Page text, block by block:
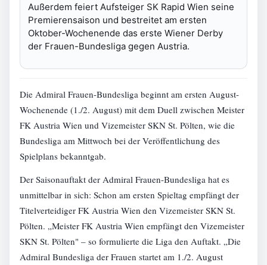
Außerdem feiert Aufsteiger SK Rapid Wien seine
Premierensaison und bestreitet am ersten
Oktober-Wochenende das erste Wiener Derby
der Frauen-Bundesliga gegen Austria.
Die Admiral Frauen-Bundesliga beginnt am ersten August-
Wochenende (1./2. August) mit dem Duell zwischen Meister
FK Austria Wien und Vizemeister SKN St. Pölten, wie die
Bundesliga am Mittwoch bei der Veröffentlichung des
Spielplans bekanntgab.
Der Saisonauftakt der Admiral Frauen-Bundesliga hat es
unmittelbar in sich: Schon am ersten Spieltag empfängt der
Titelverteidiger FK Austria Wien den Vizemeister SKN St.
Pölten. „Meister FK Austria Wien empfängt den Vizemeister
SKN St. Pölten" – so formulierte die Liga den Auftakt. „Die
Admiral Bundesliga der Frauen startet am 1./2. August